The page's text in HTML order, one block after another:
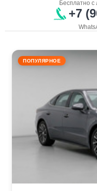
Бесплатно
+7
ПОПУЛЯРНОЕ